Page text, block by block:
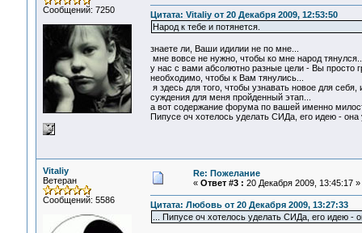
Сообщений: 7250
Цитата: Vitaliy от 20 Декабря 2009, 12:53:50
Народ к тебе и потянется.
знаете ли, Ваши идилии не по мне...
мне вовсе не нужно, чтобы ко мне народ
у нас с вами абсолютно разные цели - Вы просто
необходимо, чтобы к Вам тянулись...
я здесь для того, чтобы узнавать новое для
суждения для меня пройденный этап...
а вот содержание форума по вашей именно
Пипусе оч хотелось уделать СИДа, его идею -
Vitaliy
Ветеран
Сообщений: 5586
Re: Пожелание
« Ответ #3 : 20 Декабря 2009, 13:45:17 »
Цитата: Любовь от 20 Декабря 2009, 13:27:33
... Пипусе оч хотелось уделать СИДа, его идею